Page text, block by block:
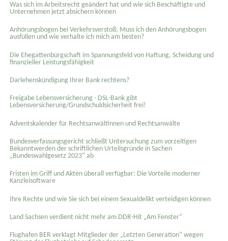
Was sich im Arbeitsrecht geändert hat und wie sich Beschäftigte und
Unternehmen jetzt absichern können
Anhörungsbogen bei Verkehrsverstoß: Muss ich den Anhörungsbogen
ausfüllen und wie verhalte ich mich am besten?
Die Ehegattenbürgschaft im Spannungsfeld von Haftung, Scheidung und
finanzieller Leistungsfähigkeit
Darlehenskündigung Ihrer Bank rechtens?
Freigabe Lebensversicherung - DSL-Bank gibt
Lebensversicherung/Grundschuldsicherheit frei!
Adventskalender für Rechtsanwältinnen und Rechtsanwälte
Bundesverfassungsgericht schließt Untersuchung zum vorzeitigen
Bekanntwerden der schriftlichen Urteilsgründe in Sachen
„Bundeswahlgesetz 2023“ ab
Fristen im Griff und Akten überall verfügbar: Die Vorteile moderner
Kanzleisoftware
Ihre Rechte und wie Sie sich bei einem Sexual­delikt verteidigen können
Land Sachsen verdient nicht mehr am DDR-Hit „Am Fenster“
Flughafen BER verklagt Mitglieder der „Letzten Generation“ wegen